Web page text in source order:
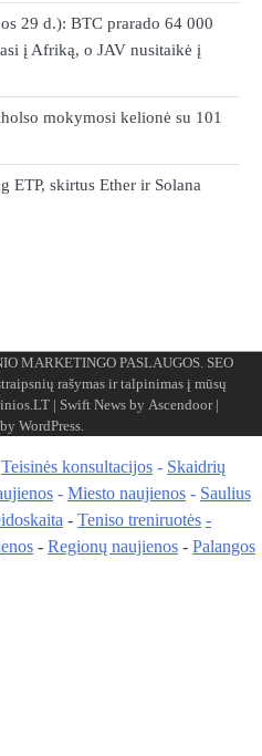
29 d.): BTC prarado 64 000
į Afriką, o JAV nusitaikė į
mokymosi kelionė su 101
ETP, skirtus Ether ir Solana
MARKETINGO PASLAUGOS. SEO
rašymas ir talpinimas į mūsų
| Swift News by Ascendoor|
WordPress.
Teisinės konsultacijos - Skaidrių
- Miesto naujienos - Saulius
- Teniso treniruotės -
- Regionų naujienos - Palangos